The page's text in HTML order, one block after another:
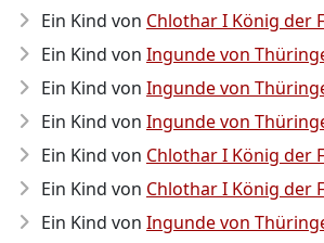
Ein Kind von Chlothar I König der
Ein Kind von Ingunde von
Ein Kind von Ingunde von
Ein Kind von Ingunde von
Ein Kind von Chlothar I König der
Ein Kind von Chlothar I König der
Ein Kind von Ingunde von